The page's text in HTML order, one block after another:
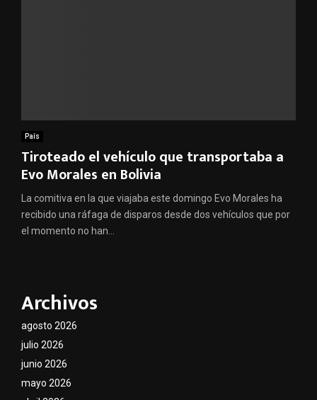
País
Tiroteado el vehículo que transportaba a
Evo Morales en Bolivia
La comitiva en la que viajaba este domingo Evo Morales ha
recibido una ráfaga de disparos desde dos vehículos que por
el momento no han...
Archivos
agosto 2026
julio 2026
junio 2026
mayo 2026